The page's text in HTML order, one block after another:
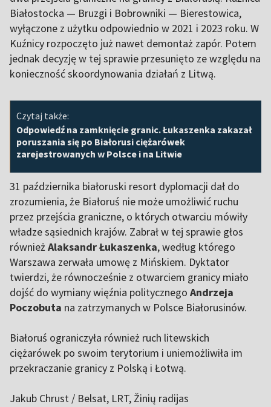
Białostocka — Bruzgi i Bobrowniki — Bierestowica,
wyłączone z użytku odpowiednio w 2021 i 2023 roku. W
Kuźnicy rozpoczęto już nawet demontaż zapór. Potem
jednak decyzję w tej sprawie przesunięto ze względu na
konieczność skoordynowania działań z Litwą.
Czytaj także:
Odpowiedź na zamknięcie granic. Łukaszenka zakazał
poruszania się po Białorusi ciężarówek
zarejestrowanych w Polsce i na Litwie
31 października białoruski resort dyplomacji dał do
zrozumienia, że Białoruś nie może umożliwić ruchu
przez przejścia graniczne, o których otwarciu mówiły
władze sąsiednich krajów. Zabrał w tej sprawie głos
równieżAlaksandr Łukaszenka, według którego
Warszawa zerwała umowę z Mińskiem. Dyktator
twierdzi, że równocześnie z otwarciem granicy miało
dojść do wymiany więźnia politycznego Andrzeja
Poczobuta na zatrzymanych w Polsce Białorusinów.
Białoruś ograniczyła również ruch litewskich
ciężarówek po swoim terytorium i uniemożliwiła im
przekraczanie granicy z Polską i Łotwą.
Jakub Chrust / Belsat, LRT, Žinių radijas